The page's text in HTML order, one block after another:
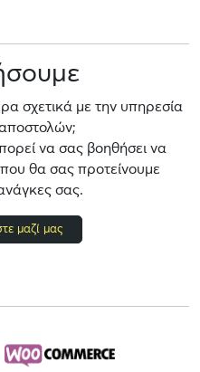
σχετικά με την υπηρεσία
αποστολών;
να σας βοηθήσει να
θα σας προτείνουμε
σας.
μαζί μας